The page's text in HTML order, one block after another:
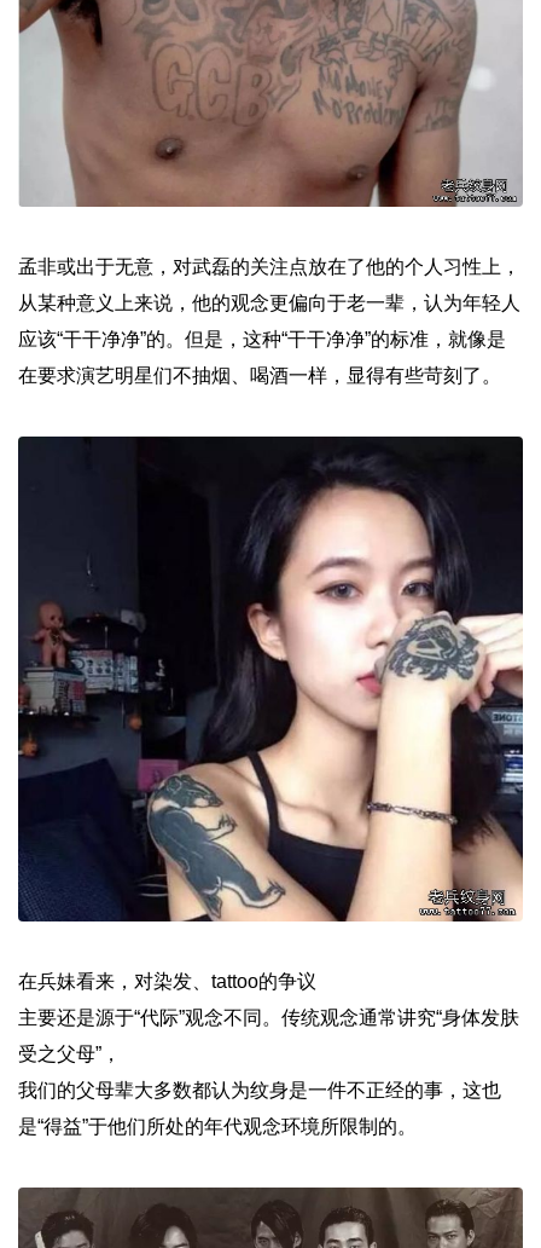
孟非或出于无意，对武磊的关注点放在了他的个人习性上，
从某种意义上来说，他的观念更偏向于老一辈，认为年轻人
应该“干干净净”的。但是，这种“干干净净”的标准，就像是
在要求演艺明星们不抽烟、喝酒一样，显得有些苛刻了。
在兵妹看来，对染发、tattoo的争议
主要还是源于“代际”观念不同。传统观念通常讲究“身体发肤
受之父母”，
我们的父母辈大多数都认为纹身是一件不正经的事，这也
是“得益”于他们所处的年代观念环境所限制的。